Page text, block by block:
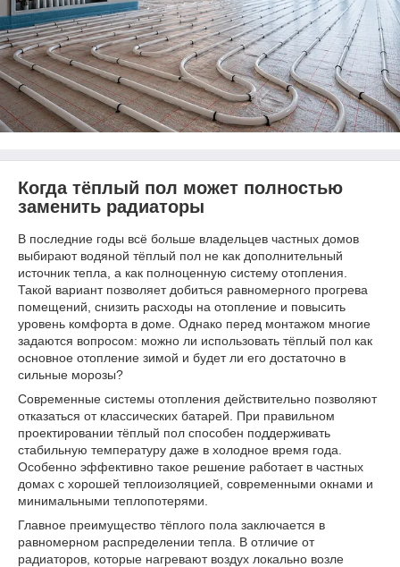
Когда тёплый пол может полностью
заменить радиаторы
В последние годы всё больше владельцев частных домов
выбирают водяной тёплый пол не как дополнительный
источник тепла, а как полноценную систему отопления.
Такой вариант позволяет добиться равномерного прогрева
помещений, снизить расходы на отопление и повысить
уровень комфорта в доме. Однако перед монтажом многие
задаются вопросом: можно ли использовать тёплый пол как
основное отопление зимой и будет ли его достаточно в
сильные морозы?
Современные системы отопления действительно позволяют
отказаться от классических батарей. При правильном
проектировании тёплый пол способен поддерживать
стабильную температуру даже в холодное время года.
Особенно эффективно такое решение работает в частных
домах с хорошей теплоизоляцией, современными окнами и
минимальными теплопотерями.
Главное преимущество тёплого пола заключается в
равномерном распределении тепла. В отличие от
радиаторов, которые нагревают воздух локально возле